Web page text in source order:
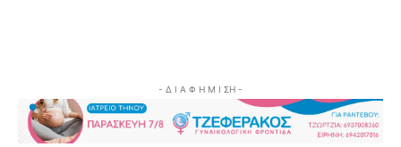
- Δ Ι Α Φ Η Μ Ι ΣΗ -